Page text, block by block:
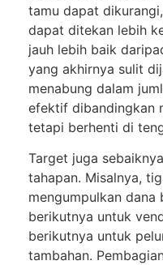
tamu dapat
dapat ditekan lebih
jauh lebih baik
yang akhirnya sulit
menabung dalam
efektif dibandingkan
tetapi berhenti di
Target juga
tahapan. Misalnya,
mengumpulkan dana
berikutnya untuk
berikutnya untuk
tambahan.